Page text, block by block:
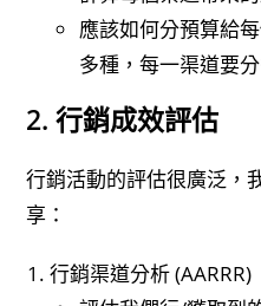
應該如何分預算給
多種，每一渠道要
2. 行銷成效評估
行銷活動的評估很廣泛，
享：
行銷渠道分析 (AARRR)